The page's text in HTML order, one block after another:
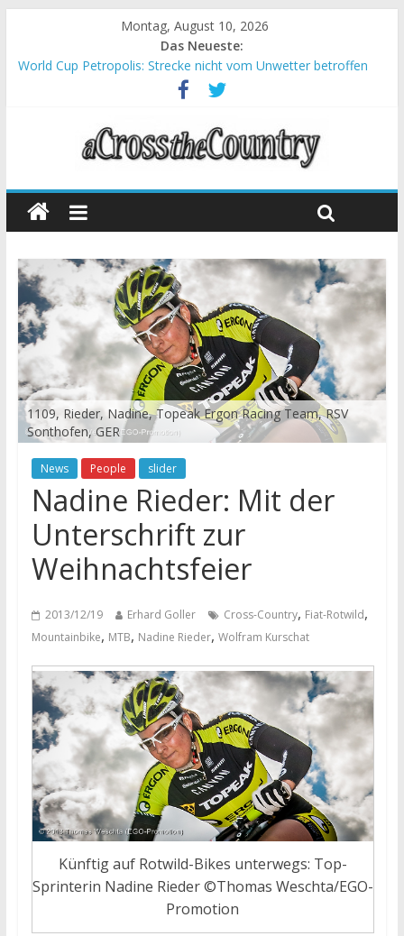
Montag, August 10, 2026
Das Neueste:
World Cup Petropolis: Strecke nicht vom Unwetter betroffen
Krumbach und Obergessertshausen: Mountainbike-Bundesliga
Supercup Massi Banyoles: Siege für Carod und Richards
Halbzeit beim Andalucia Bike Race: Weltmeister Seewald führt
Chelva: Schweizer Doppelsieg beim ersten XCO-Rennen der
1109, Rieder, Nadine, Topeak Ergon Racing Team, RSV
Sonthofen, GER
News People slider
Nadine Rieder: Mit der
Unterschrift zur
Weihnachtsfeier
2013/12/19 Erhard Goller Cross-Country, Fiat-Rotwild,
Mountainbike, MTB, Nadine Rieder, Wolfram Kurschat
Künftig auf Rotwild-Bikes unterwegs: Top-
Sprinterin Nadine Rieder ©Thomas Weschta/EGO-
Promotion